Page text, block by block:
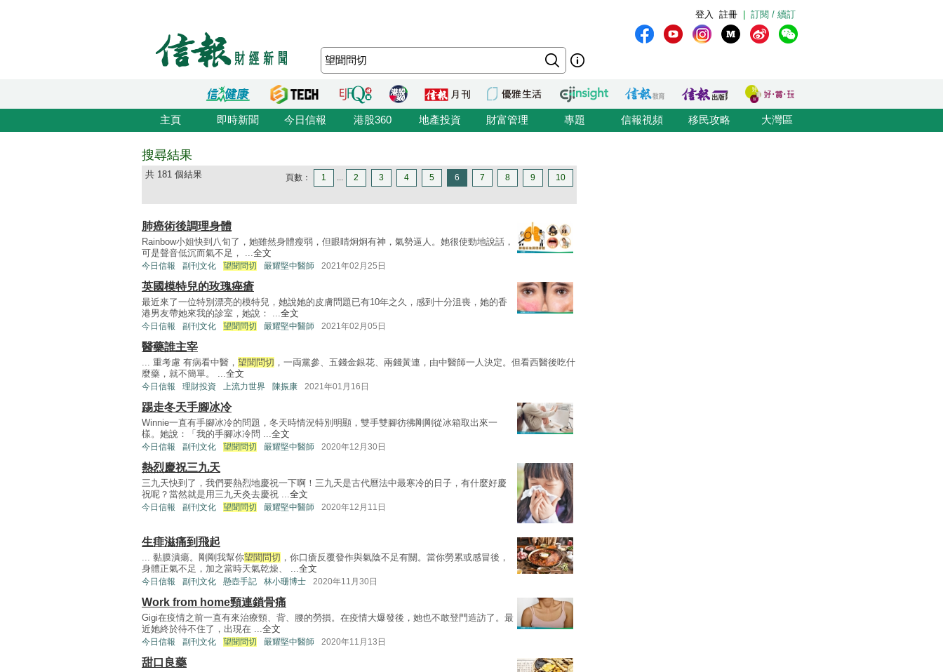
訂閱 / 續訂
註冊
登入
主頁 即時新聞 今日信報 港股360 地產投資 財富管理 專題 信報視頻 移民攻略 大灣區
搜尋結果
共 181 個結果 頁數： 1 ... 2 3 4 5 6 7 8 9 10
肺癌術後調理身體
Rainbow小姐快到八旬了，她雖然身體瘦弱，但眼睛炯炯有神，氣勢逼人。她很使勁地說話，
可是聲音低沉而氣不足， ...全文
今日信報 副刊文化 望聞問切 嚴耀堅中醫師 2021年02月25日
英國模特兒的玫瑰痤瘡
最近來了一位特別漂亮的模特兒，她說她的皮膚問題已有10年之久，感到十分沮喪，她的香
港男友帶她來我的診室，她說： ...全文
今日信報 副刊文化 望聞問切 嚴耀堅中醫師 2021年02月05日
醫藥誰主宰
... 重考慮 有病看中醫， 望聞問切 ，一両黨參、五錢金銀花、兩錢黃連，由中醫師一人決定。但看西醫後吃什
麼藥，就不簡單。 ...全文
今日信報 理財投資 上流力世界 陳振康 2021年01月16日
踢走冬天手腳冰冷
Winnie一直有手腳冰冷的問題，冬天時情況特別明顯，雙手雙腳彷彿剛剛從冰箱取出來一
樣。她說：「我的手腳冰冷問 ...全文
今日信報 副刊文化 望聞問切 嚴耀堅中醫師 2020年12月30日
熱烈慶祝三九天
三九天快到了，我們要熱烈地慶祝一下啊！三九天是古代曆法中最寒冷的日子，有什麼好慶
祝呢？當然就是用三九天灸去慶祝 ...全文
今日信報 副刊文化 望聞問切 嚴耀堅中醫師 2020年12月11日
生痱滋痛到飛起
... 黏膜潰瘍。剛剛我幫你望聞問切 ，你口瘡反覆發作與氣陰不足有關。當你勞累或感冒後，
身體正氣不足，加之當時天氣乾燥、 ...全文
今日信報 副刊文化 懸壺手記 林小珊博士 2020年11月30日
Work from home頸連鎖骨痛
Gigi在疫情之前一直有來治療頸、背、腰的勞損。在疫情大爆發後，她也不敢登門造訪了。最
近她終於待不住了，出現在 ...全文
今日信報 副刊文化 望聞問切 嚴耀堅中醫師 2020年11月13日
甜口良藥